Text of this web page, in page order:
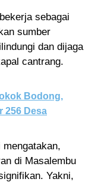
sebagai
sumber
dan dijaga
cantrang.
Bodong,
256 Desa
di Masalembu
Yakni,